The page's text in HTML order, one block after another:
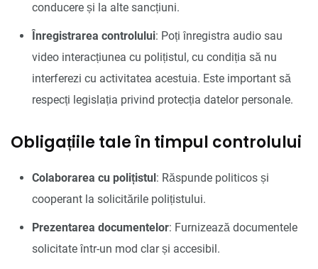
conducere și la alte sancțiuni.
Înregistrarea controlului: Poți înregistra audio sau
video interacțiunea cu polițistul, cu condiția să nu
interferezi cu activitatea acestuia. Este important să
respecți legislația privind protecția datelor personale.
Obligațiile tale în timpul controlului
Colaborarea cu polițistul: Răspunde politicos și
cooperant la solicitările polițistului.
Prezentarea documentelor: Furnizează documentele
solicitate într-un mod clar și accesibil.